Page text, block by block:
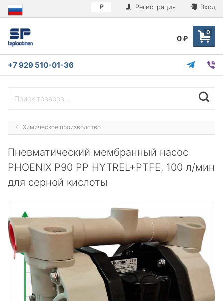
₽ Регистрация Вход
0
0 ₽
+7 929 510-01-36
Химическое производство
Пневматический мембранный насос
PHOENIX P90 PP HYTREL+PTFE, 100 л/мин
для серной кислоты